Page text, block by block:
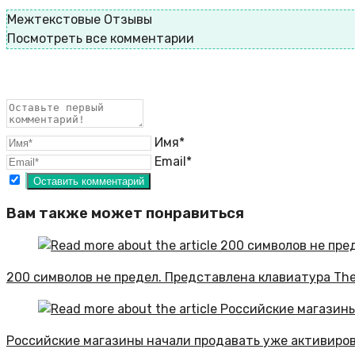
Межтекстовые Отзывы
Посмотреть все комментарии
Имя*
Email*
Вам также может понравиться
200 символов не предел. Представлена клавиатура
Российские магазины начали продавать уже